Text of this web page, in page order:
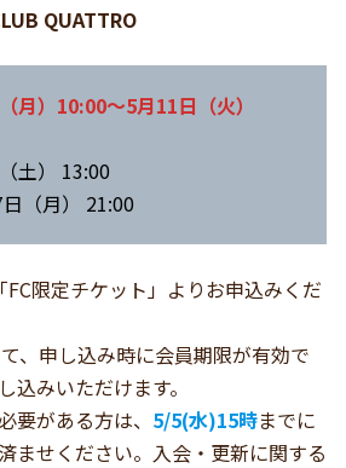
QUATTRO
月）10:00～5月11日（火）
土） 13:00
（月） 21:00
FC限定チケット」よりお申込みくだ
、申し込み時に会員期限が有効で
込みいただけます。
がある方は、 5/5(水)15時までに
ませください。入会・更新に関する